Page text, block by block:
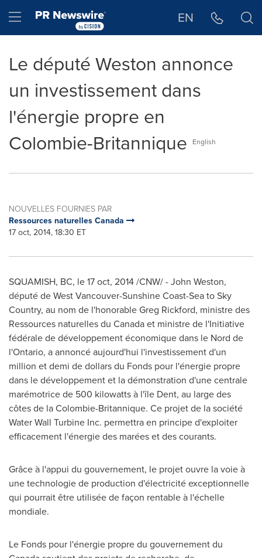
Hamburger menu EN
Le député Weston annonce
un investissement dans
l'énergie propre en
Colombie-Britannique
English
NOUVELLES FOURNIES PAR
Ressources naturelles Canada
17 oct, 2014, 18:30 ET
SQUAMISH, BC, le17 oct, 2014/CNW/ - John Weston,
député deWest Vancouver-Sunshine Coast-Sea to Sky
Country, au nom de l'honorableGreg Rickford, ministre des
Ressources naturelles du Canadaet ministre de l'Initiative
fédérale de développement économique dans le Nord de
l'Ontario, a annoncé aujourd'hui l'investissement d'un
million et demi de dollars du Fonds pour l'énergie propre
dans le développement et la démonstration d'une centrale
marémotrice de 500 kilowatts à l'île Dent, au large des
côtes de la Colombie-Britannique. Ce projet de la société
Water Wall Turbine Inc. permettra en principe d'exploiter
efficacement l'énergie des marées et des courants.
Grâce à l'appui du gouvernement, le projet ouvre la voie à
une technologie de production d'électricité exceptionnelle
qui pourrait être utilisée de façon rentable à l'échelle
mondiale.
Le Fonds pour l'énergie propre du gouvernement du